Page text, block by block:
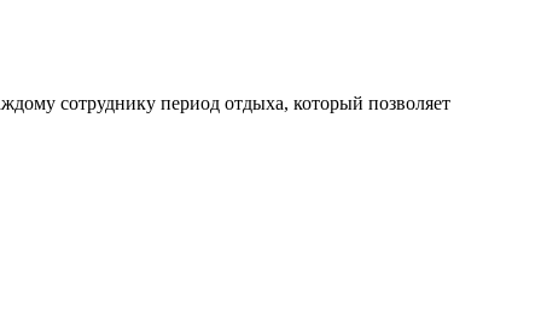
сотруднику период отдыха, который позволяет